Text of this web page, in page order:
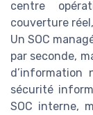
centre
couverture
Un SOC
par seconde,
d’information
sécurité
SOC interne,